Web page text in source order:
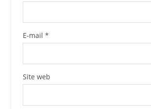
E-mail *
Site web